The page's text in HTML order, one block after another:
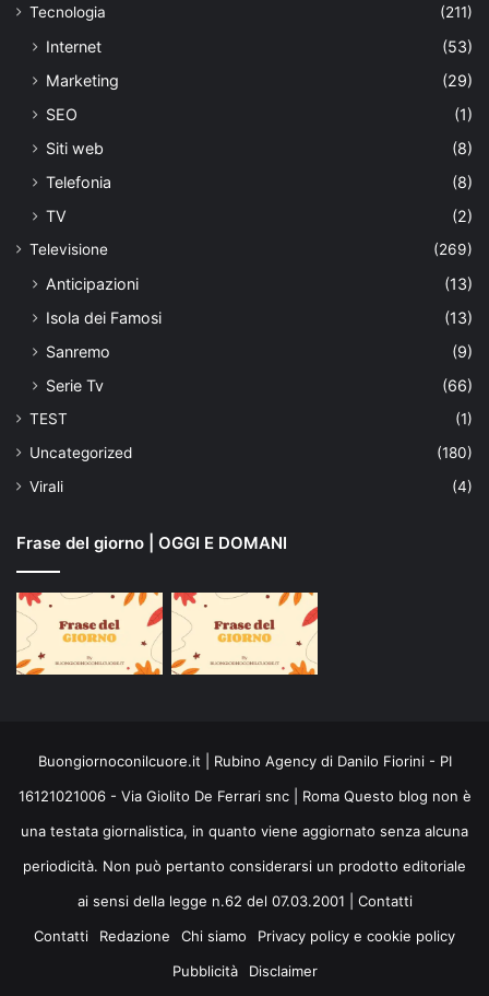
Tecnologia
(211)
Internet
(53)
Marketing
(29)
SEO
(1)
Siti web
(8)
Telefonia
(8)
TV
(2)
Televisione (269)
Anticipazioni
(13)
Isola dei Famosi
(13)
Sanremo
(9)
Serie Tv
(66)
TEST
(1)
Uncategorized
(180)
Virali
(4)
Frase del giorno | OGGI E DOMANI
Buongiornoconilcuore.it | Rubino Agency di Danilo Fiorini - PI
16121021006 - Via Giolito De Ferrari snc | Roma Questo blog non è
una testata giornalistica, in quanto viene aggiornato senza alcuna
periodicità. Non può pertanto considerarsi un prodotto editoriale
ai sensi della legge n.62 del 07.03.2001 | Contatti
Contatti
Redazione Chi siamo
Privacy policy e cookie policy
Pubblicità
Disclaimer